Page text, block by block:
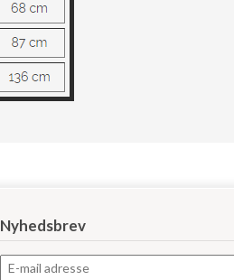
Nyhedsbrev